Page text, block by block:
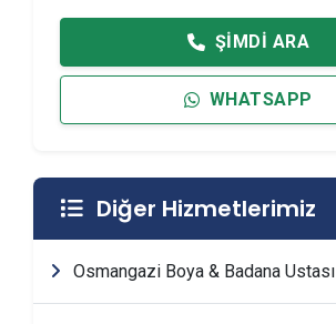
ŞIMDI ARA
WHATSAPP
Diğer Hizmetlerimiz
Osmangazi Boya & Badana Ustası